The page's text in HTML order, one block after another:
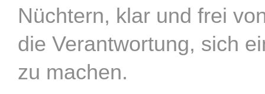
Nüchtern, klar und frei
die Verantwortung, sich
zu machen.